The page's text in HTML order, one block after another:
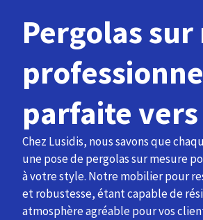
Pergolas
parfaite
Chez Lusidis, nous savons que
une pose de pergolas sur mesure
à votre style. Notre mobilier pour
et robustesse, étant capable de
atmosphère agréable pour vos